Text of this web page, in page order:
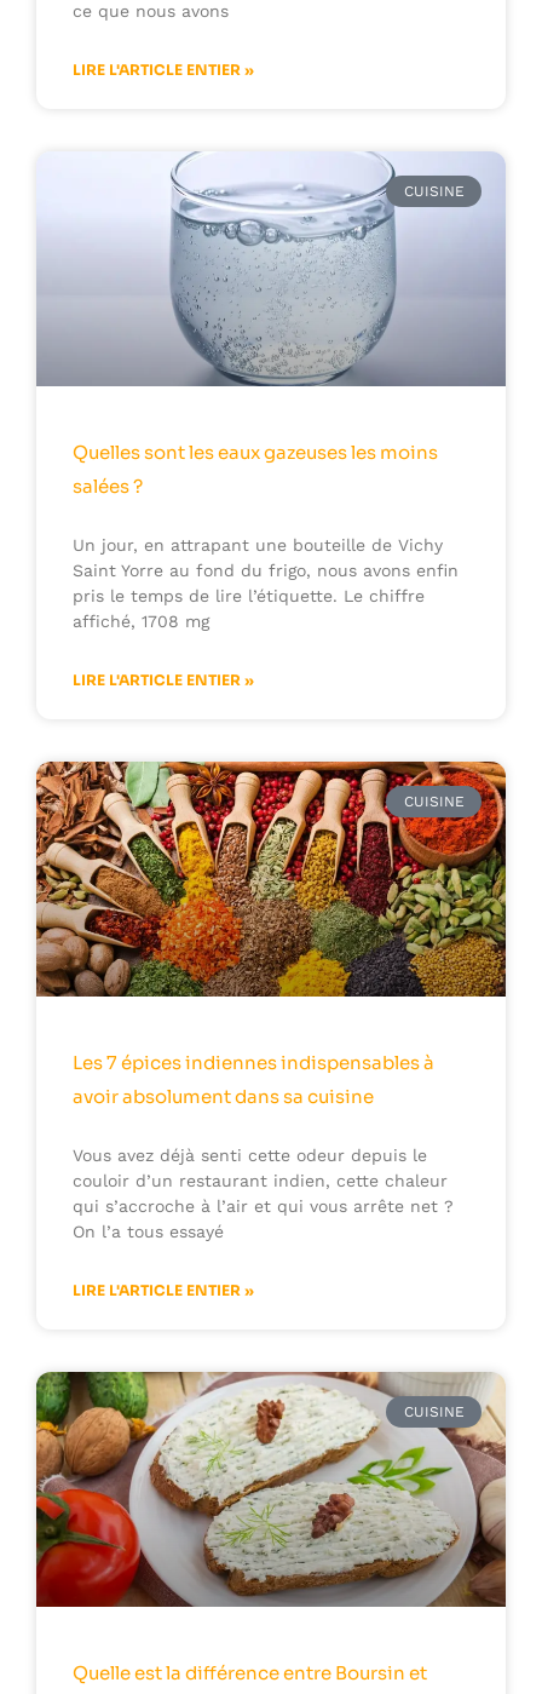
ce que nous avons
LIRE L'ARTICLE ENTIER »
CUISINE
Quelles sont les eaux gazeuses les moins
salées ?
Un jour, en attrapant une bouteille de Vichy
Saint Yorre au fond du frigo, nous avons enfin
pris le temps de lire l’étiquette. Le chiffre
affiché, 1708 mg
LIRE L'ARTICLE ENTIER »
CUISINE
Les 7 épices indiennes indispensables à
avoir absolument dans sa cuisine
Vous avez déjà senti cette odeur depuis le
couloir d’un restaurant indien, cette chaleur
qui s’accroche à l’air et qui vous arrête net ?
On l’a tous essayé
LIRE L'ARTICLE ENTIER »
CUISINE
Quelle est la différence entre Boursin et